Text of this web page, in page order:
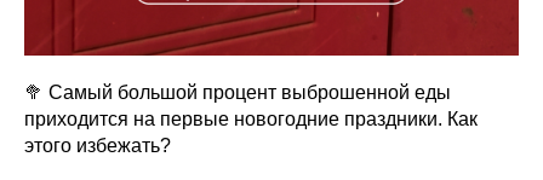
🥦 Самый большой процент выброшенной еды
приходится на первые новогодние праздники. Как
этого избежать?